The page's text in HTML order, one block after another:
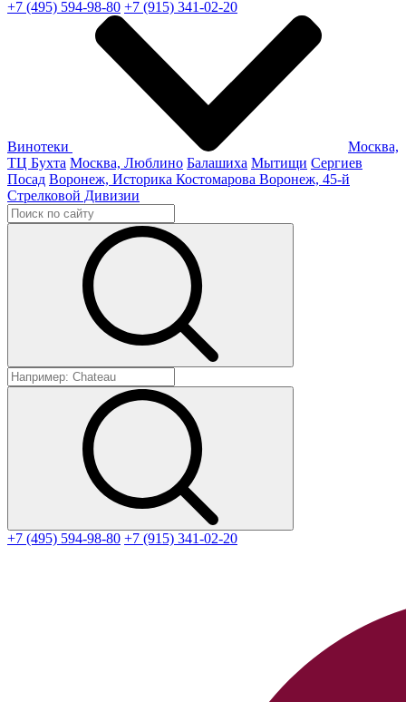
+7 (495) 594-98-80 +7 (915) 341-02-20
Винотеки
Москва,
ТЦ Бухта Москва, Люблино Балашиха Мытищи Сергиев
Посад Воронеж, Историка Костомарова Воронеж, 45-й
Стрелковой Дивизии
+7 (495) 594-98-80 +7 (915) 341-02-20